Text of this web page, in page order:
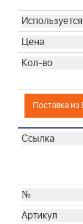
Поставка из